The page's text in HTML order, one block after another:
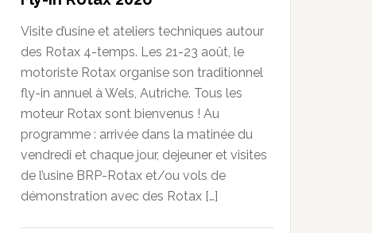
Visite d’usine et ateliers techniques autour
des Rotax 4-temps. Les 21-23 août, le
motoriste Rotax organise son traditionnel
fly-in annuel à Wels, Autriche. Tous les
moteur Rotax sont bienvenus ! Au
programme : arrivée dans la matinée du
vendredi et chaque jour, dejeuner et visites
de l’usine BRP-Rotax et/ou vols de
démonstration avec des Rotax […]